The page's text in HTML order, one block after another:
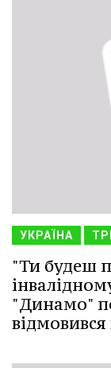
УКРАЇНА
"Ти будеш
"Динамо"